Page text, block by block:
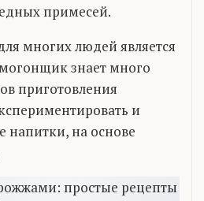
примесей.
многих людей является
знает много
приготовления
и
напитки, на основе